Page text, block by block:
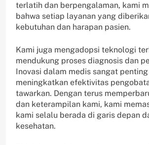
terlatih dan berpengalaman, kami
bahwa setiap layanan yang
kebutuhan dan harapan pasien.
Kami juga mengadopsi teknologi
mendukung proses diagnosis dan
Inovasi dalam medis sangat
meningkatkan efektivitas
tawarkan. Dengan terus
dan keterampilan kami, kami
kami selalu berada di garis depan
kesehatan.